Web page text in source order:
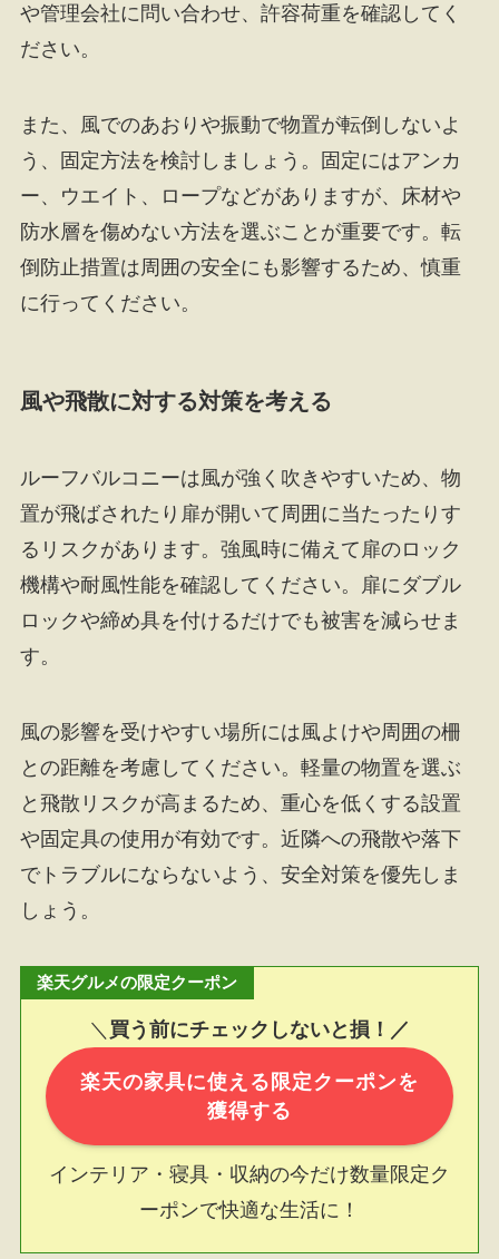
や管理会社に問い合わせ、許容荷重を確認してく
ださい。
また、風でのあおりや振動で物置が転倒しないよ
う、固定方法を検討しましょう。固定にはアンカ
ー、ウエイト、ロープなどがありますが、床材や
防水層を傷めない方法を選ぶことが重要です。転
倒防止措置は周囲の安全にも影響するため、慎重
に行ってください。
風や飛散に対する対策を考える
ルーフバルコニーは風が強く吹きやすいため、物
置が飛ばされたり扉が開いて周囲に当たったりす
るリスクがあります。強風時に備えて扉のロック
機構や耐風性能を確認してください。扉にダブル
ロックや締め具を付けるだけでも被害を減らせま
す。
風の影響を受けやすい場所には風よけや周囲の柵
との距離を考慮してください。軽量の物置を選ぶ
と飛散リスクが高まるため、重心を低くする設置
や固定具の使用が有効です。近隣への飛散や落下
でトラブルにならないよう、安全対策を優先しま
しょう。
楽天グルメの限定クーポン
＼ 買う前にチェックしないと損！／
楽天の家具に使える限定クーポンを
獲得する
インテリア・寝具・収納の今だけ数量限定ク
ーポンで快適な生活に！